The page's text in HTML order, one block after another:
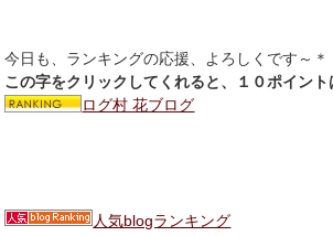
今日も、ランキングの応援、よろしくです～＊
この字をクリックしてくれると、１０ポイント
ログ村 花ブログ
人気blogランキング